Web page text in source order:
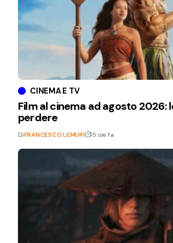
CINEMA E TV
Film al cinema ad agosto 2026:
perdere
DiFRANCESCO LEMURI 15 ore fa